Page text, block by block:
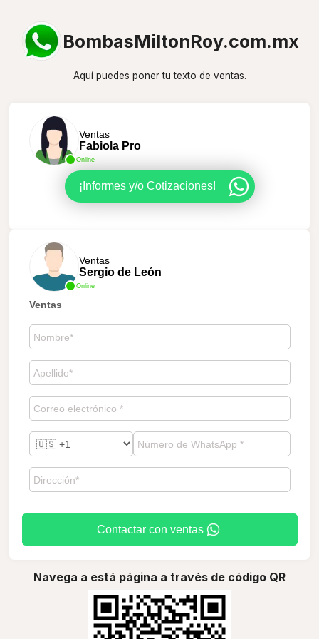
BombasMiltonRoy.com.mx
Aquí puedes poner tu texto de ventas.
Online
Ventas
Fabiola Pro
¡Informes y/o Cotizaciones!
Online
Ventas
Sergio de León
Ventas
Contactar con ventas
Navega a está página a través de código QR